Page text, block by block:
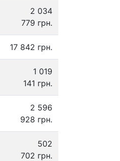
2 034
779 грн.
17 842 грн.
1 019
141 грн.
2 596
928 грн.
502
702 грн.